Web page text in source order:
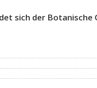
sich der Botanische